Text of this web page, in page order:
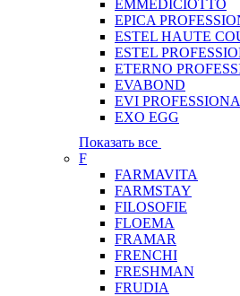
EMMEDICIOTTO
EPICA
ESTEL HAUTE
ESTEL
ETERNO
EVABOND
EVI
EXO EGG
Показать все
F
FARMAVITA
FARMSTAY
FILOSOFIE
FLOEMA
FRAMAR
FRENCHI
FRESHMAN
FRUDIA